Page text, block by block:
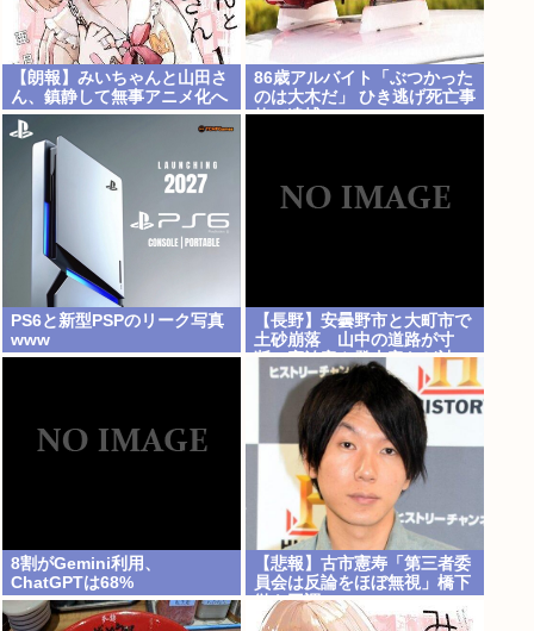
【朗報】みいちゃんと山田さ
ん、鎮静して無事アニメ化へ
www
86歳アルバイト「ぶつかった
のは大木だ」 ひき逃げ死亡事
故で逮捕
PS6と新型PSPのリーク写真
www
【長野】安曇野市と大町市で
土砂崩落 山中の道路が寸
断 宿泊客や登山客など計
400人近くが孤立か 土石流
で橋が流されたとの情報も
8割がGemini利用、
ChatGPTは68%
【悲報】古市憲寿「第三者委
員会は反論をほぼ無視」橋下
徹も同調